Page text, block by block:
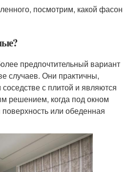
посмотрим, какой фасон
предпочтительный вариант
случаев. Они практичны,
с плитой и являются
решением, когда под окном
или обеденная